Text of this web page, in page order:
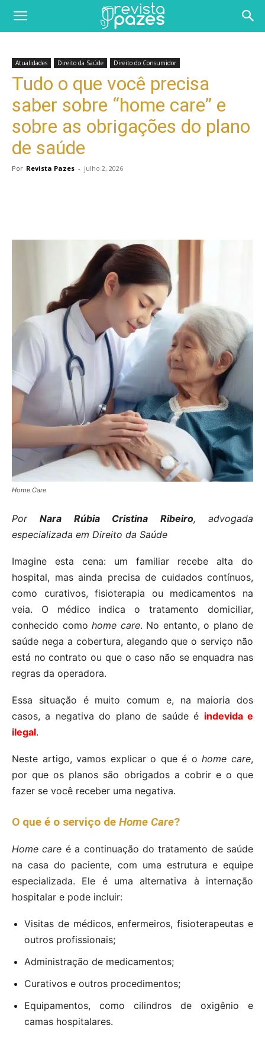
Atualidades Direito da Saúde Direito do Consumidor
Tudo o que você precisa
saber sobre “home care” e
sobre as obrigações do plano
de saúde
Por Revista Pazes - julho 2, 2026
Home Care
PorNara Rúbia Cristina Ribeiro, advogada
especializada em Direito da Saúde
Imagine esta cena: um familiar recebe alta do
hospital, mas ainda precisa de cuidados contínuos,
como curativos, fisioterapia ou medicamentos na
veia. O médico indica o tratamento domiciliar,
conhecido como home care. No entanto, o plano de
saúde nega a cobertura, alegando que o serviço não
está no contrato ou que o caso não se enquadra nas
regras da operadora.
Essa situação é muito comum e, na maioria dos
casos, a negativa do plano de saúde é indevida e
ilegal.
Neste artigo, vamos explicar o que é ohome care,
por que os planos são obrigados a cobrir e o que
fazer se você receber uma negativa.
O que é o serviço de Home Care?
Home care é a continuação do tratamento de saúde
na casa do paciente, com uma estrutura e equipe
especializada. Ele é uma alternativa à internação
hospitalar e pode incluir:
Visitas de médicos, enfermeiros, fisioterapeutas e
outros profissionais;
Administração de medicamentos;
Curativos e outros procedimentos;
Equipamentos, como cilindros de oxigênio e
camas hospitalares.